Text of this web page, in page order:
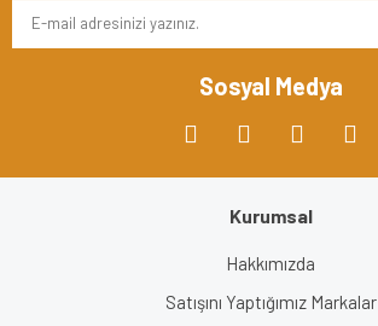
Sosyal Medya
Kurumsal
Hakkımızda
Satışını Yaptığımız Markalar